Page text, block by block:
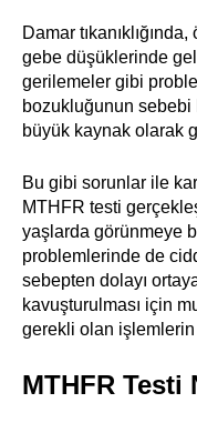
Damar
gebe düşüklerinde
gerilemeler gibi
bozukluğunun
büyük kaynak olarak
Bu gibi sorunlar ile
MTHFR testi
yaşlarda görünmeye
problemlerinde de
sebepten dolayı
kavuşturulması için
gerekli olan
MTHFR Testi